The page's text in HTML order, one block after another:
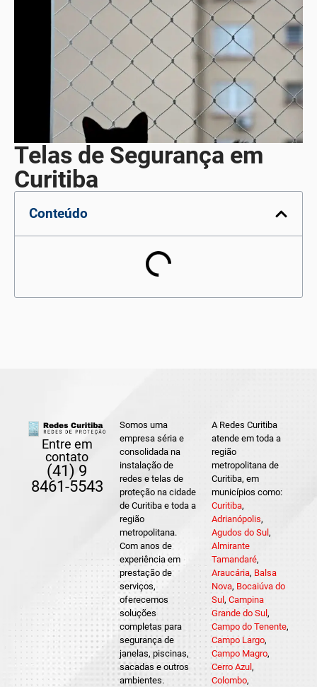
Telas de Segurança em
Curitiba
Conteúdo
Entre em
contato
(41) 9
8461-5543
Somos uma
empresa séria e
consolidada na
instalação de
redes e telas de
proteção na cidade
de Curitiba e toda a
região
metropolitana.
Com anos de
experiência em
prestação de
serviços,
oferecemos
soluções
completas para
segurança de
janelas, piscinas,
sacadas e outros
ambientes.
A Redes Curitiba
atende em toda a
região
metropolitana de
Curitiba, em
municípios como:
Curitiba,
Adrianópolis,
Agudos do Sul ,
Almirante
Tamandaré,
Araucária, Balsa
Nova, Bocaiúva do
Sul , Campina
Grande do Sul ,
Campo do Tenente,
Campo Largo,
Campo Magro,
Cerro Azul ,
Colombo,